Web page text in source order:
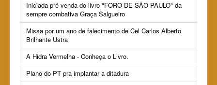
Iniciada pré-venda do livro "FORO DE SÃO PAULO" da
sempre combativa Graça Salgueiro
Missa por um ano de falecimento de Cel Carlos Alberto
Brilhante Ustra
A Hidra Vermelha - Conheça o Livro.
Plano do PT pra implantar a ditadura